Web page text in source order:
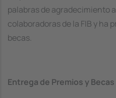
palabras de agradecimiento
colaboradoras de la FIB y ha
becas.
Entrega de Premios y Becas